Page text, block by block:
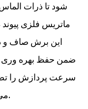
شود تا ذرات الماس
ماتریس فلزی پیوند
این برش صاف و
ضمن حفظ بهره وری
سرعت پردازش را
می کند.